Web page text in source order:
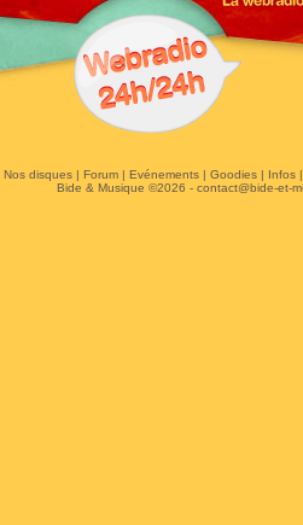
Nos disques| Forum| Evénements| Goodies| Infos
Bide & Musique ©2026 - contact@bide-et-